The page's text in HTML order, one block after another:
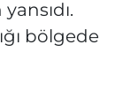
bölgede